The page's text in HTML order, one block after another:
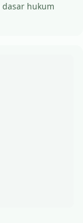
hukum